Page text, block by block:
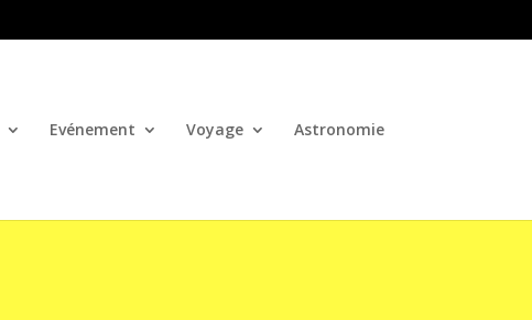
Evénement Voyage Astronomie